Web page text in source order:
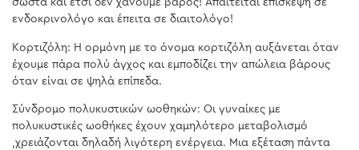
σωστά και έτσι δεν χάνουμε βάρος! Απαιτείται επίσκεψη σε
ενδοκρινολόγο και έπειτα σε διαιτολόγο!
Κορτιζόλη: Η ορμόνη με το όνομα κορτιζόλη αυξάνεται όταν
έχουμε πάρα πολύ άγχος και εμποδίζει την απώλεια βάρους
όταν είναι σε ψηλά επίπεδα.
Σύνδρομο πολυκυστικών ωοθηκών: Οι γυναίκες με
πολυκυστικές ωοθήκες έχουν χαμηλότερο μεταβολισμό
,χρειάζονται δηλαδή λιγότερη ενέργεια. Μια εξέταση πάντα